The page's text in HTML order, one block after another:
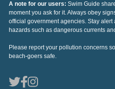
A note for our users: Swim Guide
moment you ask for it. Always obey
official government agencies. Stay
hazards such as dangerous currents
Please report your pollution concerns
beach-goers safe.